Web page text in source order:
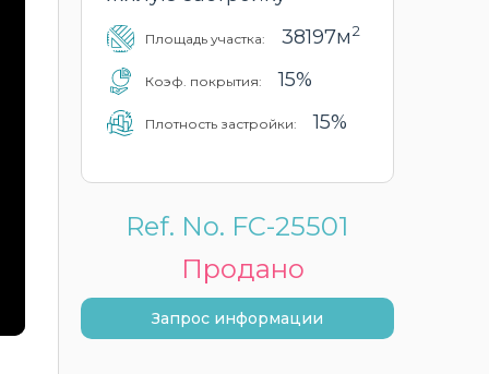
Площадь участка: 38197м2
Коэф. покрытия: 15%
Плотность застройки: 15%
Ref. No. FC-25501
Продано
Запрос информации